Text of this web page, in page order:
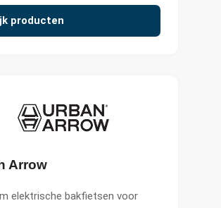
producten
Arrow
elektrische bakfietsen voor